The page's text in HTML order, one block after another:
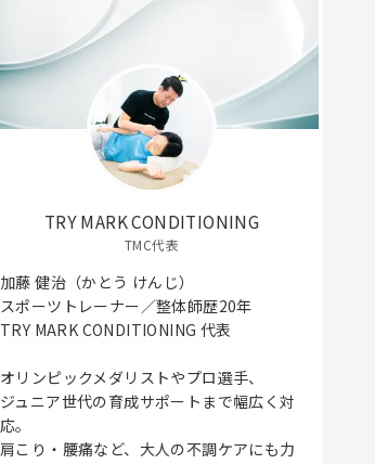
TRY MARK CONDITIONING
TMC代表
加藤 健治（かとう けんじ）
スポーツトレーナー／整体師歴20年
TRY MARK CONDITIONING 代表
オリンピックメダリストやプロ選手、
ジュニア世代の育成サポートまで幅広く対
応。
肩こり・腰痛など、大人の不調ケアにも力